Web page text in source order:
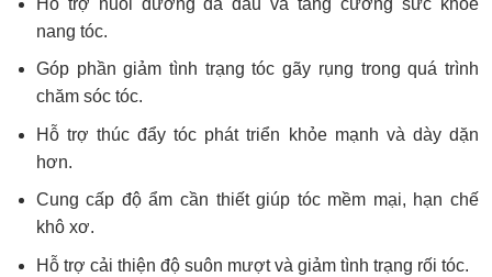
nang tóc.
Góp phần giảm tình trạng tóc gãy rụng trong quá trình
chăm sóc tóc.
Hỗ trợ thúc đẩy tóc phát triển khỏe mạnh và dày dặn
hơn.
Cung cấp độ ẩm cần thiết giúp tóc mềm mại, hạn chế
khô xơ.
Hỗ trợ cải thiện độ suôn mượt và giảm tình trạng rối tóc.